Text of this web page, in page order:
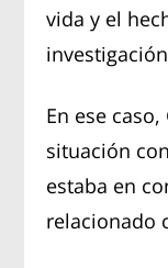
vida y el
En ese
situación
estaba en
relacionado